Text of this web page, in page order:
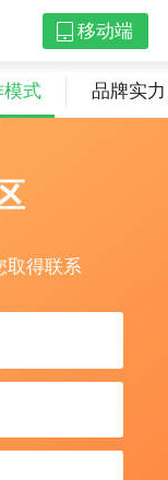
移动端
果错题本下载
果学院下载
模式 品牌实力
取得联系